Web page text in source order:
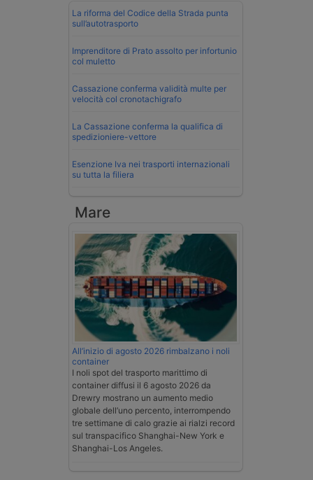
La riforma del Codice della Strada punta
sull’autotrasporto
Imprenditore di Prato assolto per infortunio
col muletto
Cassazione conferma validità multe per
velocità col cronotachigrafo
La Cassazione conferma la qualifica di
spedizioniere-vettore
Esenzione Iva nei trasporti internazionali
su tutta la filiera
Mare
All’inizio di agosto 2026 rimbalzano i noli
container
I noli spot del trasporto marittimo di
container diffusi il 6 agosto 2026 da
Drewry mostrano un aumento medio
globale dell’uno percento, interrompendo
tre settimane di calo grazie ai rialzi record
sul transpacifico Shanghai-New York e
Shanghai-Los Angeles.